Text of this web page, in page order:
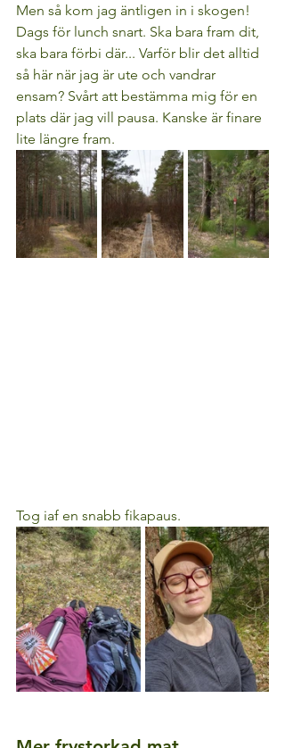
Men så kom jag äntligen in i skogen!
Dags för lunch snart. Ska bara fram dit,
ska bara förbi där... Varför blir det alltid
så här när jag är ute och vandrar
ensam? Svårt att bestämma mig för en
plats där jag vill pausa. Kanske är finare
lite längre fram.
Tog iaf en snabb fikapaus.